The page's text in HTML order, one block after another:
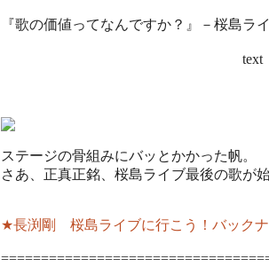
『歌の価値ってなんですか？』－桜島ラ
text 桜島”オー
ステージの骨組みにバッとかかった帆。
さあ、正真正銘、桜島ライブ最後の歌が
★長渕剛 桜島ライブに行こう！バック